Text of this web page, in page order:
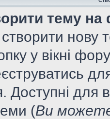
тему на
нову
у вікні
Доступні для
(Ви